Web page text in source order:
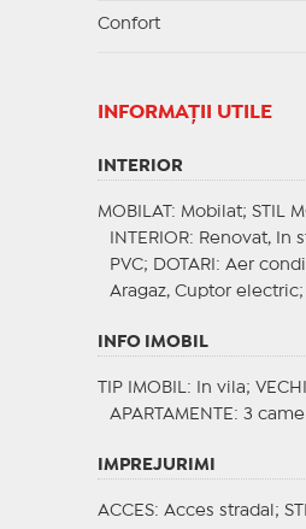
Confort
INFORMAŢII UTILE
INTERIOR
MOBILAT : Mobilat; STIL
INTERIOR: Renovat, In
PVC;
DOTARI : Aer
Aragaz, Cuptor electric;
INFO IMOBIL
TIP IMOBIL : In vila;
APARTAMENTE : 3
IMPREJURIMI
ACCES: Acces stradal;